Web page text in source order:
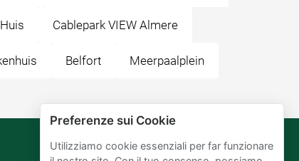
Cablepark VIEW Almere
Belfort Meerpaalplein
Preferenze sui Cookie
Utilizziamo cookie essenziali per far funzionare